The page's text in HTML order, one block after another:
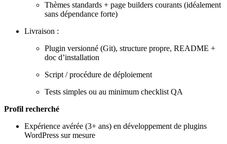
Thèmes standards + page builders courants (idéalement
sans dépendance forte)
Livraison :
Plugin versionné (Git), structure propre, README +
doc d’installation
Script / procédure de déploiement
Tests simples ou au minimum checklist QA
Profil recherché
Expérience avérée (3+ ans) en développement de plugins
WordPress sur mesure